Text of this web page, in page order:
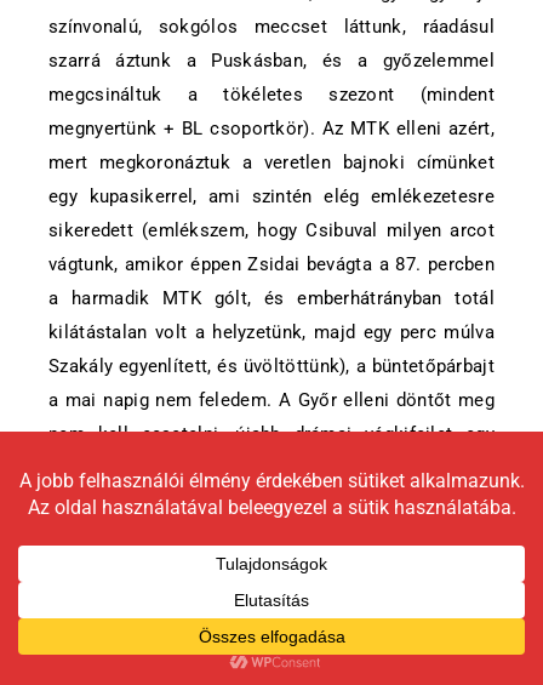
színvonalú, sokgólos meccset láttunk, ráadásul
szarrá áztunk a Puskásban, és a győzelemmel
megcsináltuk a tökéletes szezont (mindent
megnyertünk + BL csoportkör). Az MTK elleni azért,
mert megkoronáztuk a veretlen bajnoki címünket
egy kupasikerrel, ami szintén elég emlékezetesre
sikeredett (emlékszem, hogy Csibuval milyen arcot
vágtunk, amikor éppen Zsidai bevágta a 87. percben
a harmadik MTK gólt, és emberhátrányban totál
kilátástalan volt a helyzetünk, majd egy perc múlva
Szakály egyenlített, és üvöltöttünk), a büntetőpárbajt
a mai napig nem feledem. A Győr elleni döntőt meg
nem kell ecsetelni, újabb drámai végkifejlet egy
hihetetlen Coulibaly szóló után. Na de ha mégis
muszáj választanom, akkor a 2012-es MTK ellenit
választanom, az MTK ellenit mondom a felfokozott
tizipárbaj, a gyönyörű Bouadla gól és Szakály